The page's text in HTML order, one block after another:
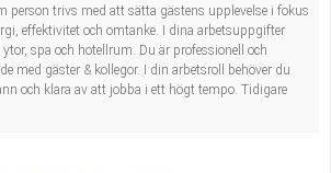
person trivs med att sätta gästens upplevelse i fokus
effektivitet och omtanke. I dina arbetsuppgifter
spa och hotellrum. Du är professionell och
med gäster & kollegor. I din arbetsroll behöver du
och klara av att jobba i ett högt tempo. Tidigare